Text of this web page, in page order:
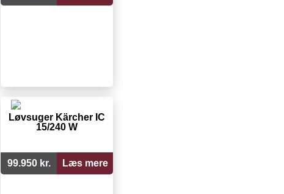
Løvsuger Kärcher IC
15/240 W
99.950 kr. Læs mere